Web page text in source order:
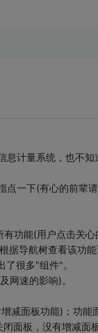
计量系统，也不知
一下(有心的前辈请
功能(用户点击关心
导航树查看该功能
很多"组件"。
网速的影响)。
减面板功能)；功
面板，没有增减面板